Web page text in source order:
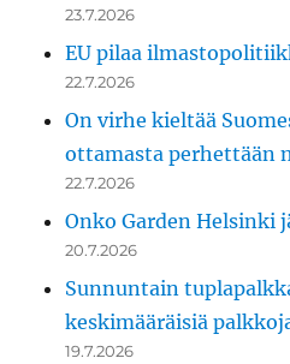
23.7.2026
EU pilaa
22.7.2026
On virhe kieltää
ottamasta perhettään
22.7.2026
Onko Garden Helsinki
20.7.2026
Sunnuntain
keskimääräisiä
19.7.2026